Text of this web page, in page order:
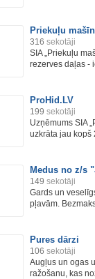
Priekuļu
316 sekotāji
SIA „Priekuļu
rezerves daļas -
ProHid.LV
199 sekotāji
Uzņēmums SIA
uzkrāta jau kopš
Medus no z/s
149 sekotāji
Gards un
pļavām.
Pures dārzi
106 sekotāji
Augļus un ogas
ražošanu, kas